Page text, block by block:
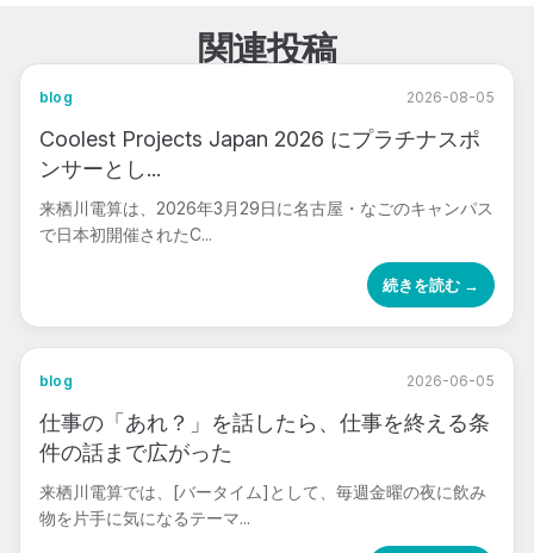
関連投稿
blog 2026-08-05
Coolest Projects Japan 2026 にプラチナスポ
ンサーとし...
来栖川電算は、2026年3月29日に名古屋・なごのキャンパス
で日本初開催されたC...
続きを読む →
blog 2026-06-05
仕事の「あれ？」を話したら、仕事を終える条
件の話まで広がった
来栖川電算では、[バータイム]として、毎週金曜の夜に飲み
物を片手に気になるテーマ...